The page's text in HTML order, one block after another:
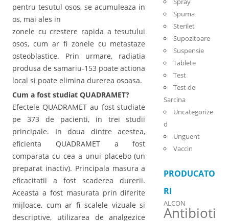
pentru tesutul osos, se acumuleaza in
os, mai ales in
zonele cu crestere rapida a tesutului
osos, cum ar fi zonele cu metastaze
osteoblastice. Prin urmare, radiatia
produsa de samariu-153 poate actiona
local si poate elimina durerea osoasa.
Cum a fost studiat QUADRAMET?
Efectele QUADRAMET au fost studiate
pe 373 de pacienti, in trei studii
principale. In doua dintre acestea,
eficienta QUADRAMET a fost
comparata cu cea a unui placebo (un
preparat inactiv). Principala masura a
eficacitatii a fost scaderea durerii.
Aceasta a fost masurata prin diferite
mijloace, cum ar fi scalele vizuale si
descriptive, utilizarea de analgezice
Spuma
Sterilet
Supozitoare
Suspensie
Tablete
Test
Test de
Sarcina
Uncategorize
d
Unguent
Vaccin
PRODUCATO
RI
ALCON
Antibioti